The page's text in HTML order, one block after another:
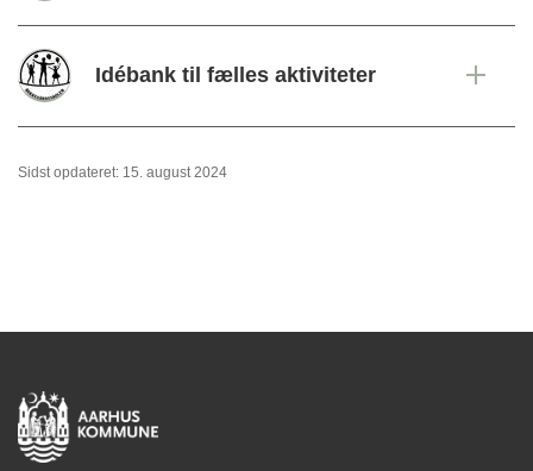
Idébank til fælles aktiviteter
Sidst opdateret: 15. august 2024